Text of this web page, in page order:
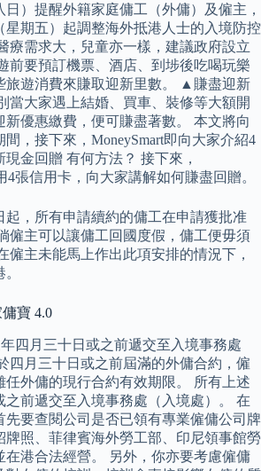
）提醒外籍家庭傭工（外傭）及僱主，
星期五）起調整海外抵港人士的入境防控
療需求大，兒童亦一樣，建議政府設立
前要預訂機票、酒店、到埗後吃喝玩樂
旅遊消費來賺取迎新里數。 ▲賺盡迎新
當大家遇上結婚、買車、裝修等大額開
優惠繳費，便可賺盡著數。 本文將向
，接下來，MoneySmart即向大家介紹4
金回贈 有何方法？ 接下來，
4張信用卡，向大家講解如何賺盡回贈。
起，所有申請續約的傭工在申請獲批准
僱主可以讓傭工回國度假，傭工便毋須
僱主未能馬上作出此項安排的情況下，
寶 4.0
四月三十日或之前遞交至入境事務處
四月三十日或之前屆滿的外傭合約，僱
任外傭的現行合約有效期限。 所有上述
之前遞交至入境事務處（入境處）。 在
先要查閱公司是否已領有專業僱傭公司牌
牌照、菲律賓海外勞工部、印尼領事館勞
在港合法經營。 另外，你亦要考慮僱傭